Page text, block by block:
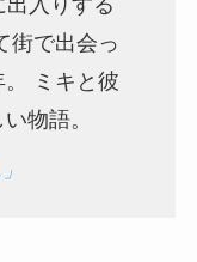
入りする
街で出会っ
ミキと彼
物語。